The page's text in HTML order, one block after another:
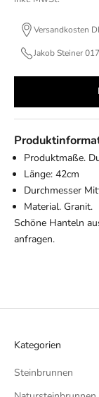
Versandkosten
Jakob Steiner
Produktmaße.
Länge: 42cm
Durchmesser
Material. Granit.
Schöne Hanteln
anfragen.
Kategorien
Steinbrunnen